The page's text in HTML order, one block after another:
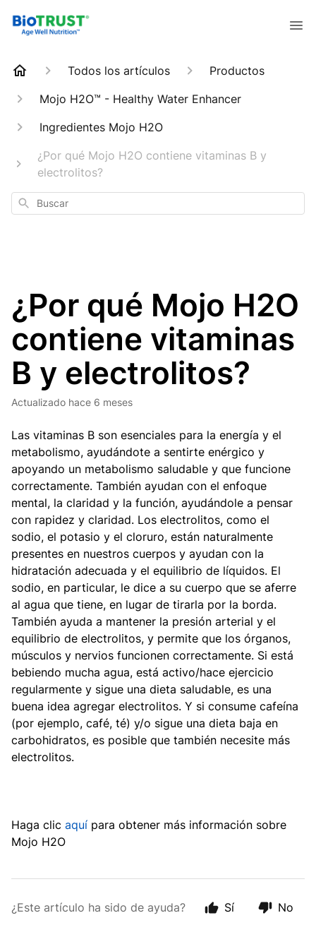
Todos los artículos
Productos
Mojo H2O™ - Healthy Water Enhancer
Ingredientes Mojo H2O
¿Por qué Mojo H2O contiene vitaminas B y
electrolitos?
Buscar
¿Por qué Mojo H2O
contiene vitaminas
B y electrolitos?
Actualizado hace 6 meses
Las vitaminas B son esenciales para la energía y el
metabolismo, ayudándote a sentirte enérgico y
apoyando un metabolismo saludable y que funcione
correctamente. También ayudan con el enfoque
mental, la claridad y la función, ayudándole a pensar
con rapidez y claridad. Los electrolitos, como el
sodio, el potasio y el cloruro, están naturalmente
presentes en nuestros cuerpos y ayudan con la
hidratación adecuada y el equilibrio de líquidos. El
sodio, en particular, le dice a su cuerpo que se aferre
al agua que tiene, en lugar de tirarla por la borda.
También ayuda a mantener la presión arterial y el
equilibrio de electrolitos, y permite que los órganos,
músculos y nervios funcionen correctamente. Si está
bebiendo mucha agua, está activo/hace ejercicio
regularmente y sigue una dieta saludable, es una
buena idea agregar electrolitos. Y si consume cafeína
(por ejemplo, café, té) y/o sigue una dieta baja en
carbohidratos, es posible que también necesite más
electrolitos.
Haga clic aquí para obtener más información sobre
Mojo H2O
¿Este artículo ha sido de ayuda? Sí No